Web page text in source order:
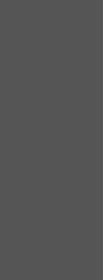
Yaşam alanlarınız ve